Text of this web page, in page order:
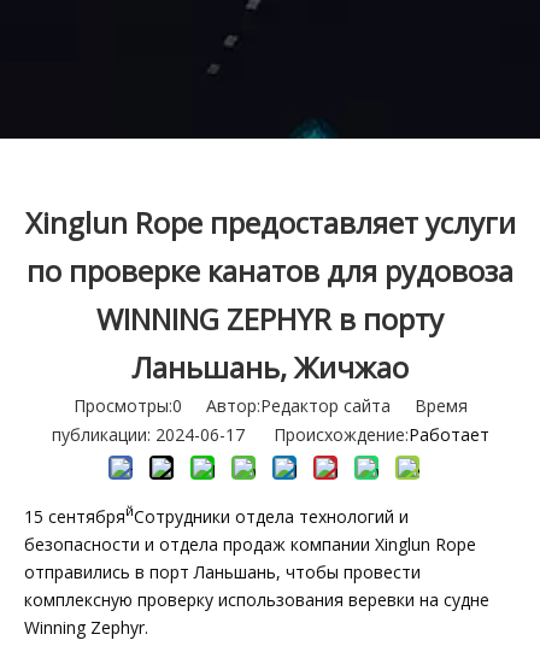
Xinglun Rope предоставляет услуги
по проверке канатов для рудовоза
WINNING ZEPHYR в порту
Ланьшань, Жичжао
Просмотры:0 Автор:Pедактор сайта Время
публикации: 2024-06-17 Происхождение:Работает
15 сентябряйСотрудники отдела технологий и
безопасности и отдела продаж компании Xinglun Rope
отправились в порт Ланьшань, чтобы провести
комплексную проверку использования веревки на судне
Winning Zephyr.